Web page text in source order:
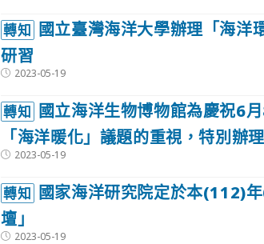
轉知 國立臺灣海洋大學辦理「海洋
研習
Post2023-05-19
轉知 國立海洋生物博物館為慶祝6
「海洋暖化」議題的重視，特別辦
Post2023-05-19
轉知 國家海洋研究院定於本(112)
壇」
Post2023-05-19